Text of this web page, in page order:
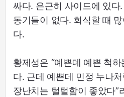
싸다. 은근히 사이드에 있다
동기들이 없다. 회식할 때
다.
황제성은 “예쁜데 예쁜 척
다. 근데 예쁜데 민정 누나
장난치는 털털함이 좋았다”